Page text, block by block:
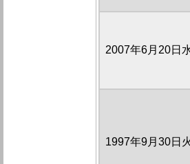
2007年6月20日
1997年9月30日